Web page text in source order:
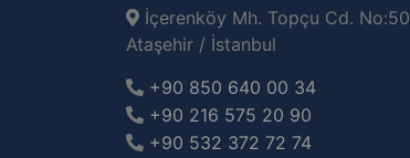
İçerenköy Mh. Topçu Cd. No:50
Ataşehir / İstanbul
+90 850 640 00 34
+90 216 575 20 90
+90 532 372 72 74